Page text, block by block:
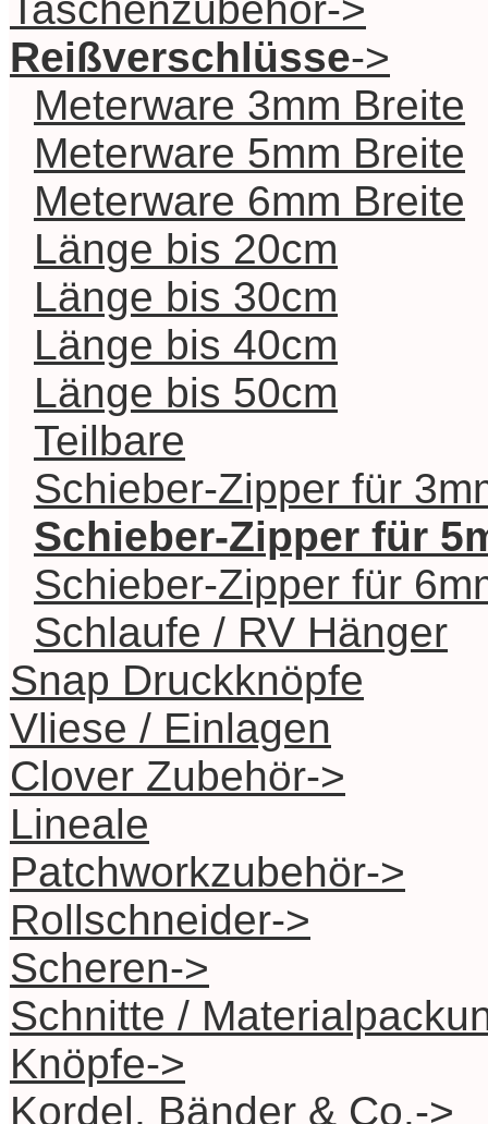
Reißverschlüsse->
Meterware 3mm Breite
Meterware 5mm Breite
Meterware 6mm Breite
Länge bis 20cm
Länge bis 30cm
Länge bis 40cm
Länge bis 50cm
Teilbare
Schieber-Zipper für
Schieber-Zipper für
Schieber-Zipper für
Schlaufe / RV Hänger
Snap Druckknöpfe
Vliese / Einlagen
Clover Zubehör->
Lineale
Patchworkzubehör->
Rollschneider->
Scheren->
Schnitte /
Knöpfe->
Kordel, Bänder & Co.->